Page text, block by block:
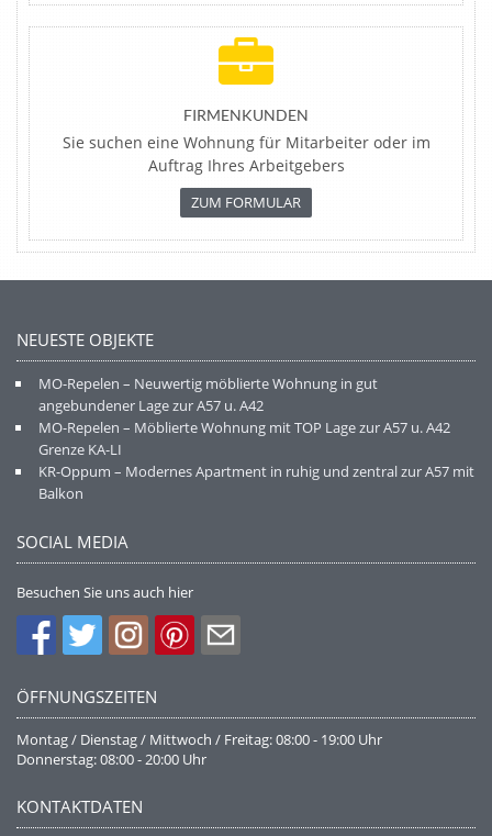
FIRMENKUNDEN
Sie suchen eine Wohnung für Mitarbeiter oder im
Auftrag Ihres Arbeitgebers
ZUM FORMULAR
NEUESTE OBJEKTE
MO-Repelen – Neuwertig möblierte Wohnung in gut
angebundener Lage zur A57 u. A42
MO-Repelen – Möblierte Wohnung mit TOP Lage zur A57 u. A42
Grenze KA-LI
KR-Oppum – Modernes Apartment in ruhig und zentral zur A57 mit
Balkon
SOCIAL MEDIA
Besuchen Sie uns auch hier
ÖFFNUNGSZEITEN
Montag / Dienstag / Mittwoch / Freitag: 08:00 - 19:00 Uhr
Donnerstag: 08:00 - 20:00 Uhr
KONTAKTDATEN